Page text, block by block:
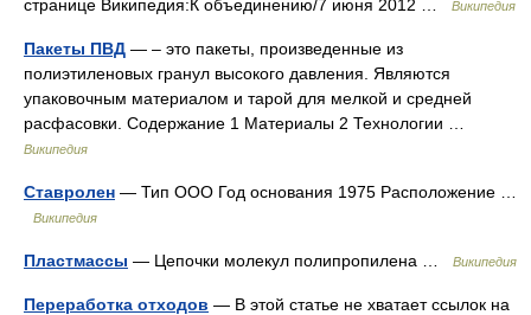
странице Википедия:К объединению/7 июня 2012 …
Википедия
Пакеты ПВД — – это пакеты, произведенные из
полиэтиленовых гранул высокого давления. Являются
упаковочным материалом и тарой для мелкой и средней
расфасовки. Содержание 1 Материалы 2 Технологии …
Википедия
Ставролен — Тип ООО Год основания 1975 Расположение …
Википедия
Пластмассы — Цепочки молекул полипропилена … Википедия
Переработка отходов — В этой статье не хватает ссылок на